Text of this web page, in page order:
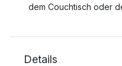
dem Couchtisch oder
Details